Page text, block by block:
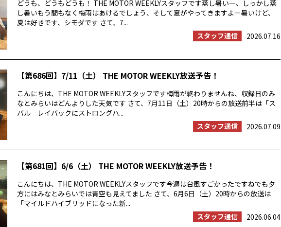
どうも、どうもどうも！ THE MOTOR WEEKLYスタッフです蒸し暑いー、しっかし蒸
し暑いもう間もなく梅雨はあけるでしょう、そして夏がやってきますよー暑いけど、
夏は好きです、シモダです さて、7...
スタッフ通信
2026.07.16
【第686回】7/11（土） THE MOTOR WEEKLY放送予告！
こんにちは、THE MOTOR WEEKLYスタッフです梅雨が終わりませんね、収録日のみ
なとみらいはどんよりした天気です さて、7月11日（土）20時からの放送前半は「ス
バル レイバックにストロングハ...
スタッフ通信
2026.07.09
【第681回】6/6（土） THE MOTOR WEEKLY放送予告！
こんにちは、THE MOTOR WEEKLYスタッフです今週は台風すごかったですねでも夕
方にはみなとみらいでは青空も見えてました さて、6月6日（土）20時からの放送は
「マイルドハイブリッドになった新...
スタッフ通信
2026.06.04